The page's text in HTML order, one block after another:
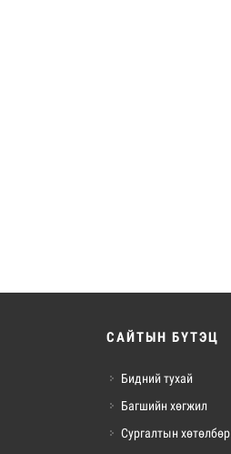
САЙТЫН БҮТЭЦ
Бидний тухай
Багшийн хөгжил
Сургалтын хөтөлбөр